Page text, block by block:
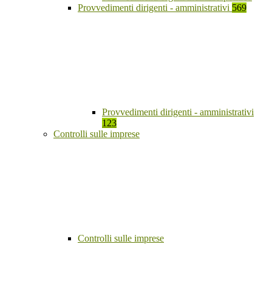
Provvedimenti dirigenti - amministrativi 569
Provvedimenti dirigenti - amministrativi
123
Controlli sulle imprese
Controlli sulle imprese